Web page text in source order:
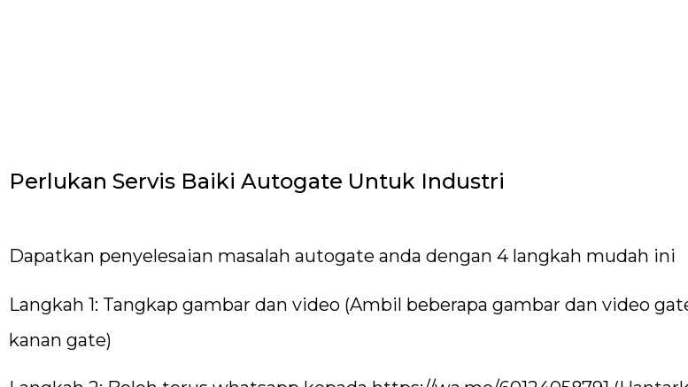
Perlukan Servis Baiki Autogate Untuk Industri
Dapatkan penyelesaian masalah autogate anda dengan 4 langkah mudah ini
Langkah 1: Tangkap gambar dan video (Ambil beberapa gambar dan video
kanan gate)